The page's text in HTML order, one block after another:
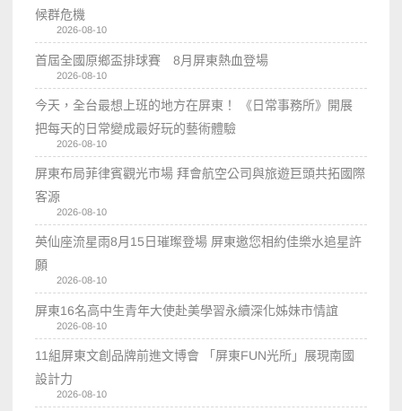
候群危機
2026-08-10
首屆全國原鄉盃排球賽 8月屏東熱血登場
2026-08-10
今天，全台最想上班的地方在屏東！ 《日常事務所》開展
把每天的日常變成最好玩的藝術體驗
2026-08-10
屏東布局菲律賓觀光市場 拜會航空公司與旅遊巨頭共拓國際
客源
2026-08-10
英仙座流星雨8月15日璀璨登場 屏東邀您相約佳樂水追星許
願
2026-08-10
屏東16名高中生青年大使赴美學習永續深化姊妹市情誼
2026-08-10
11組屏東文創品牌前進文博會 「屏東FUN光所」展現南國
設計力
2026-08-10